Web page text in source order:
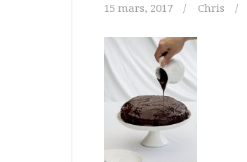
15 mars, 2017 Chris